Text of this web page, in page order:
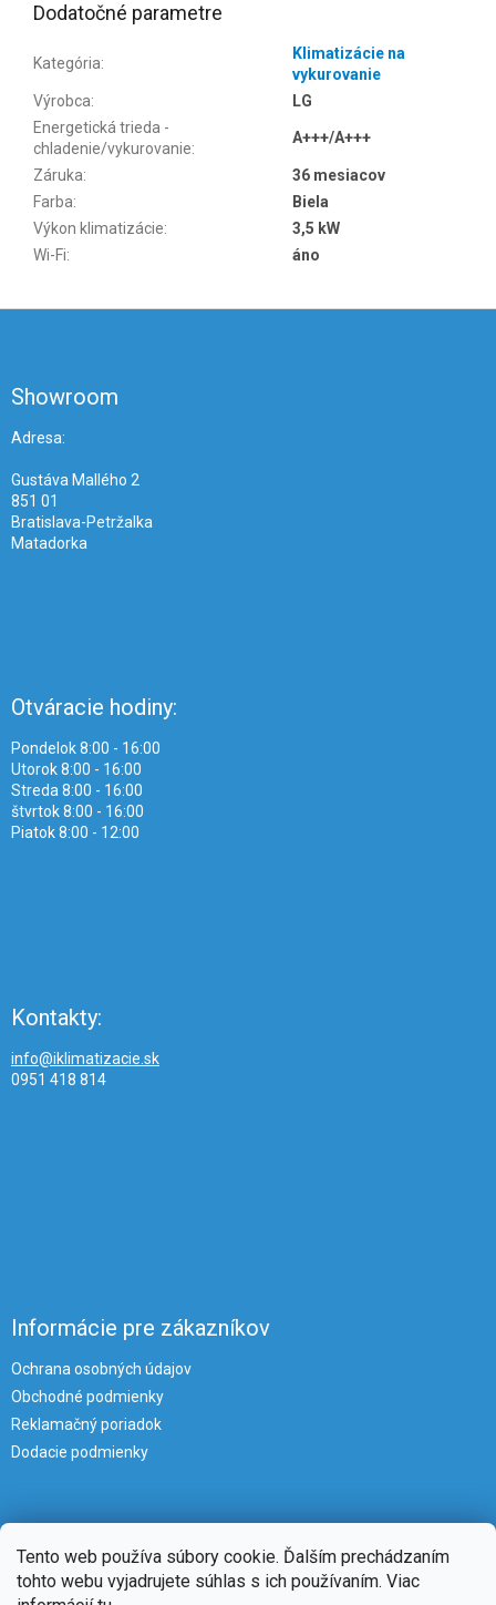
Tento web používa súbory cookie. Ďalším prechádzaním
tohto webu vyjadrujete súhlas s ich používaním. Viac
Dodatočné parametre
Kategória:
Klimatizácie na
vykurovanie
Výrobca:
LG
Energetická trieda -
chladenie/vykurovanie:
A+++/A+++
Záruka:
36 mesiacov
Farba:
Biela
Výkon klimatizácie:
3,5 kW
Wi-Fi: áno
Showroom
Adresa:
Gustáva Mallého 2
851 01
Bratislava-Petržalka
Matadorka
Otváracie hodiny:
Pondelok 8:00 - 16:00
Utorok 8:00 - 16:00
Streda 8:00 - 16:00
štvrtok 8:00 - 16:00
Piatok 8:00 - 12:00
Kontakty:
info@iklimatizacie.sk
0951 418 814
Informácie pre zákazníkov
Ochrana osobných údajov
Obchodné podmienky
Reklamačný poriadok
Dodacie podmienky